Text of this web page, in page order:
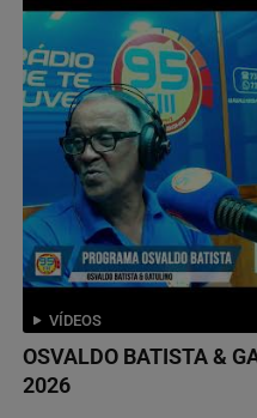
VÍDEOS
OSVALDO BATISTA &
2026